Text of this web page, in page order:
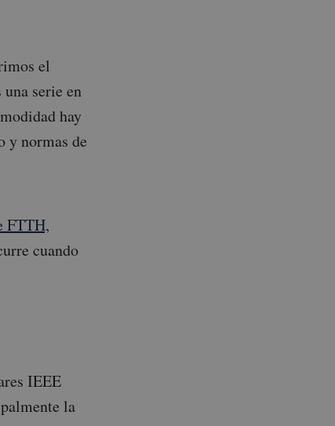
el
serie en
hay
y normas de
FTTH,
cuando
IEEE
la